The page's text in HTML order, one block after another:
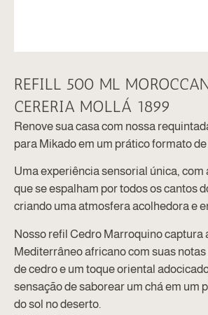
REFILL 500 ML
CERERIA MOLLÁ 1899
Renove sua casa com nossa
para Mikado em um prático formato
Uma experiência sensorial única,
que se espalham por todos os cantos
criando uma atmosfera acolhedora e
Nosso refil Cedro Marroquino captura
Mediterrâneo africano com suas
de cedro e um toque oriental
sensação de saborear um chá em um
do sol no deserto.